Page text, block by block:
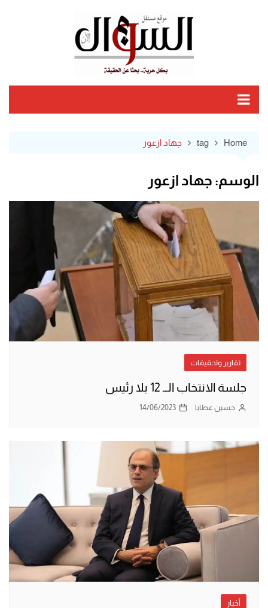
Home
tag جهاد ازعور
الوسم: جهاد ازعور
تقارير وتحقيقات
جلسة الانتخاب الــ 12 بلا رئيس
حسين عطايا 14/06/2023
أخبار